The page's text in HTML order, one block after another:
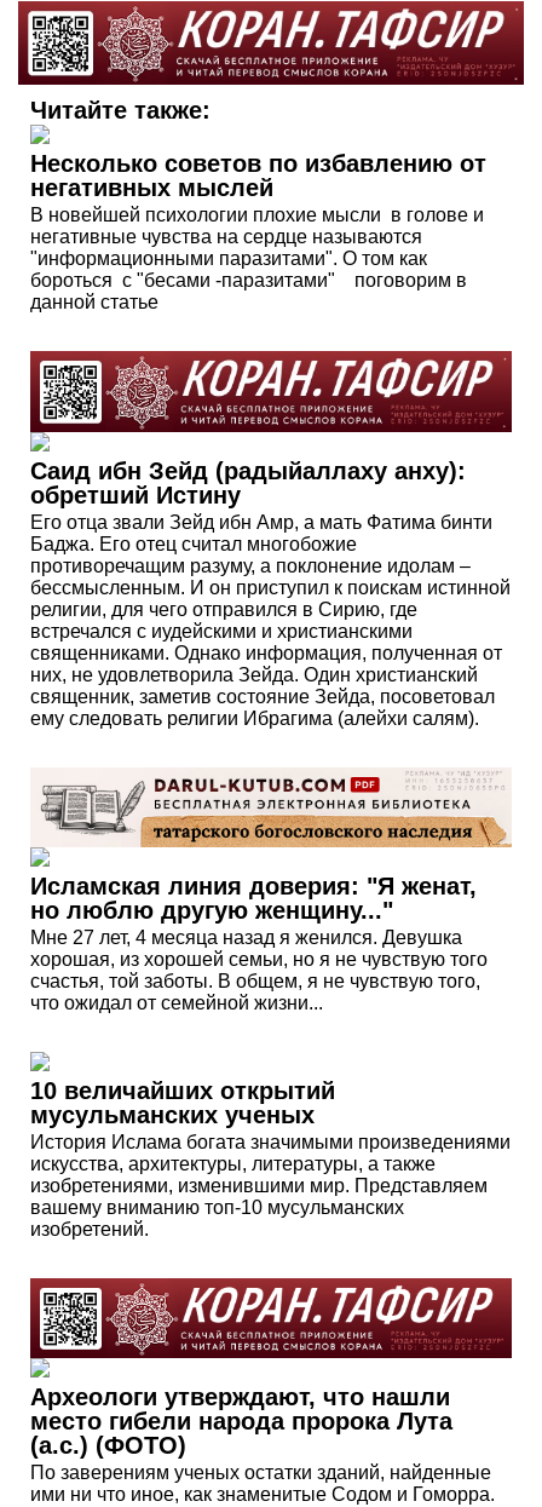
Читайте также:
Несколько советов по избавлению от
негативных мыслей
В новейшей психологии плохие мысли в голове и
негативные чувства на сердце называются
"информационными паразитами". О том как
бороться с "бесами -паразитами" поговорим в
данной статье
Саид ибн Зейд (радыйаллаху анху):
обретший Истину
Его отца звали Зейд ибн Амр, а мать Фатима бинти
Баджа. Его отец считал многобожие
противоречащим разуму, а поклонение идолам –
бессмысленным. И он приступил к поискам истинной
религии, для чего отправился в Сирию, где
встречался с иудейскими и христианскими
священниками. Однако информация, полученная от
них, не удовлетворила Зейда. Один христианский
священник, заметив состояние Зейда, посоветовал
ему следовать религии Ибрагима (алейхи салям).
Исламская линия доверия: "Я женат,
но люблю другую женщину..."
Мне 27 лет, 4 месяца назад я женился. Девушка
хорошая, из хорошей семьи, но я не чувствую того
счастья, той заботы. В общем, я не чувствую того,
что ожидал от семейной жизни...
10 величайших открытий
мусульманских ученых
История Ислама богата значимыми произведениями
искусства, архитектуры, литературы, а также
изобретениями, изменившими мир. Представляем
вашему вниманию топ-10 мусульманских
изобретений.
Археологи утверждают, что нашли
место гибели народа пророка Лута
(а.с.) (ФОТО)
По заверениям ученых остатки зданий, найденные
ими ни что иное, как знаменитые Содом и Гоморра.